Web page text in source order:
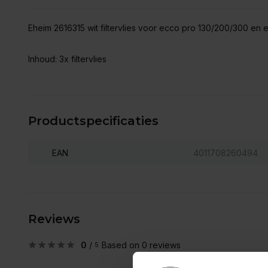
Eheim 2616315 wit filtervlies voor ecco pro 130/200/300 en
Inhoud: 3x filtervlies
Productspecificaties
EAN 4011708260494
Reviews
0 / 5 Based on 0 reviews